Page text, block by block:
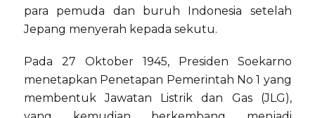
para pemuda dan buruh Indonesia setelah
Jepang menyerah kepada sekutu.
Pada 27 Oktober 1945, Presiden Soekarno
menetapkan Penetapan Pemerintah No 1 yang
membentuk Jawatan Listrik dan Gas (JLG),